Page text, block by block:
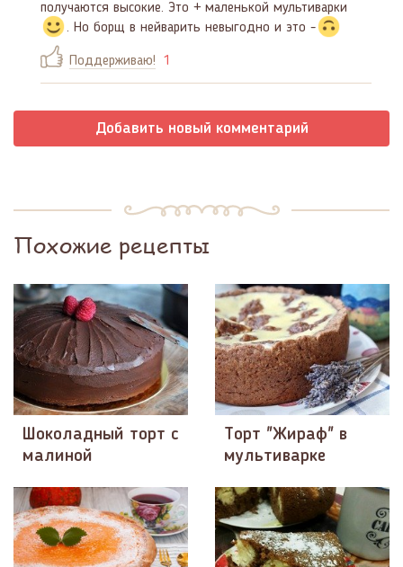
получаются высокие. Это + маленькой мультиварки
. Но борщ в нейварить невыгодно и это -
Поддерживаю! 1
Добавить новый комментарий
Похожие рецепты
Шоколадный торт с
малиной
Торт "Жираф" в
мультиварке